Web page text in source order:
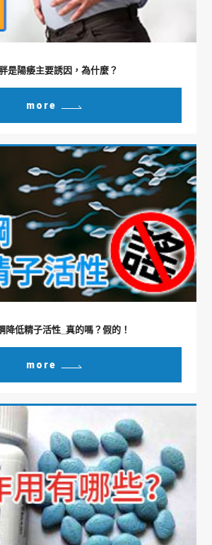
是陽痿主要誘因，為什麼？
more
降低精子活性_真的嗎？假的！
more